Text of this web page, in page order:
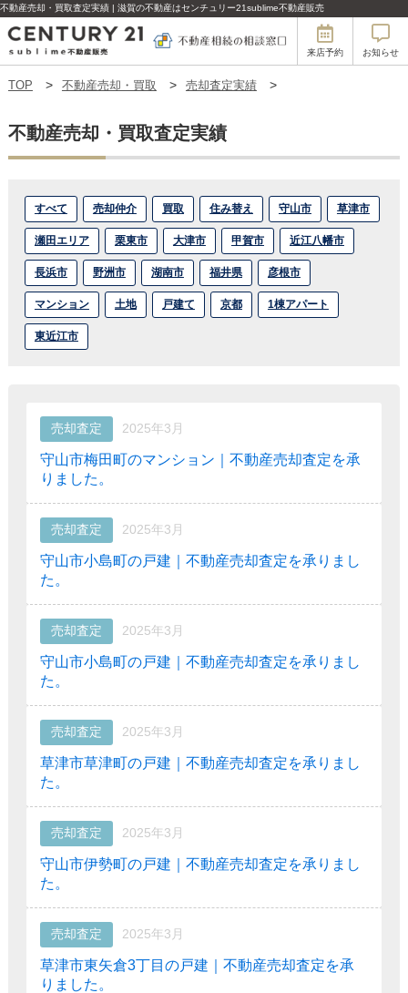
不動産売却・買取査定実績 | 滋賀の不動産はセンチュリー21sublime不動産販売
来店予約 お知らせ
TOP 不動産売却・買取 売却査定実績
不動産売却・買取査定実績
すべて 売却仲介 買取 住み替え 守山市 草津市
瀬田エリア 栗東市 大津市 甲賀市 近江八幡市
長浜市 野洲市 湖南市 福井県 彦根市
マンション 土地 戸建て 京都 1棟アパート
東近江市
売却査定 2025年3月
守山市梅田町のマンション｜不動産売却査定を承
りました。
売却査定 2025年3月
守山市小島町の戸建｜不動産売却査定を承りまし
た。
売却査定 2025年3月
守山市小島町の戸建｜不動産売却査定を承りまし
た。
売却査定 2025年3月
草津市草津町の戸建｜不動産売却査定を承りまし
た。
売却査定 2025年3月
守山市伊勢町の戸建｜不動産売却査定を承りまし
た。
売却査定 2025年3月
草津市東矢倉3丁目の戸建｜不動産売却査定を承
りました。